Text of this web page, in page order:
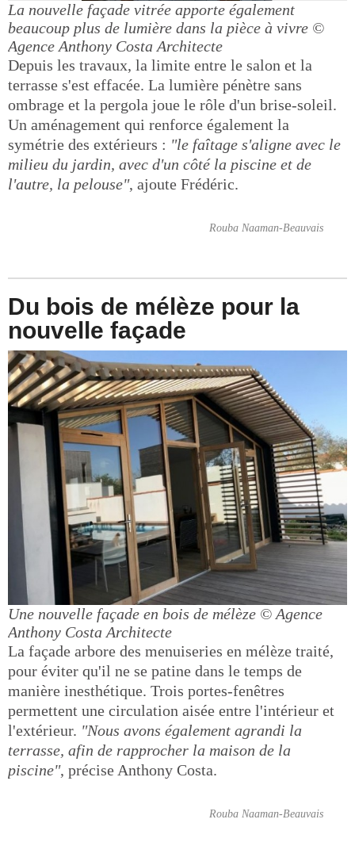
La nouvelle façade vitrée apporte également
beaucoup plus de lumière dans la pièce à vivre ©
Agence Anthony Costa Architecte
Depuis les travaux, la limite entre le salon et la
terrasse s'est effacée. La lumière pénètre sans
ombrage et la pergola joue le rôle d'un brise-soleil.
Un aménagement qui renforce également la
symétrie des extérieurs : "le faîtage s'aligne avec le
milieu du jardin, avec d'un côté la piscine et de
l'autre, la pelouse", ajoute Frédéric.
Rouba Naaman-Beauvais
Du bois de mélèze pour la
nouvelle façade
Une nouvelle façade en bois de mélèze © Agence
Anthony Costa Architecte
La façade arbore des menuiseries en mélèze traité,
pour éviter qu'il ne se patine dans le temps de
manière inesthétique. Trois portes-fenêtres
permettent une circulation aisée entre l'intérieur et
l'extérieur. "Nous avons également agrandi la
terrasse, afin de rapprocher la maison de la
piscine", précise Anthony Costa.
Rouba Naaman-Beauvais